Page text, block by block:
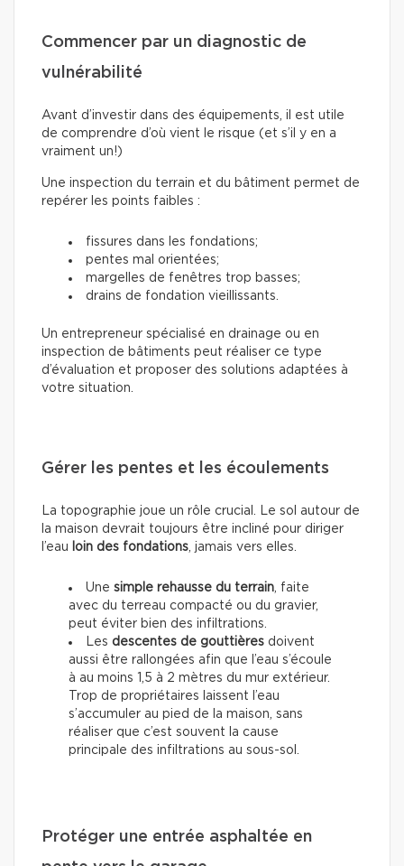
Commencer par un diagnostic de
vulnérabilité
Avant d’investir dans des équipements, il est utile
de comprendre d’où vient le risque (et s’il y en a
vraiment un!)
Une inspection du terrain et du bâtiment permet de
repérer les points faibles :
fissures dans les fondations;
pentes mal orientées;
margelles de fenêtres trop basses;
drains de fondation vieillissants.
Un entrepreneur spécialisé en drainage ou en
inspection de bâtiments peut réaliser ce type
d’évaluation et proposer des solutions adaptées à
votre situation.
Gérer les pentes et les écoulements
La topographie joue un rôle crucial. Le sol autour de
la maison devrait toujours être incliné pour diriger
l’eau loin des fondations, jamais vers elles.
Une simple rehausse du terrain, faite
avec du terreau compacté ou du gravier,
peut éviter bien des infiltrations.
Les descentes de gouttières doivent
aussi être rallongées afin que l’eau s’écoule
à au moins 1,5 à 2 mètres du mur extérieur.
Trop de propriétaires laissent l’eau
s’accumuler au pied de la maison, sans
réaliser que c’est souvent la cause
principale des infiltrations au sous-sol.
Protéger une entrée asphaltée en